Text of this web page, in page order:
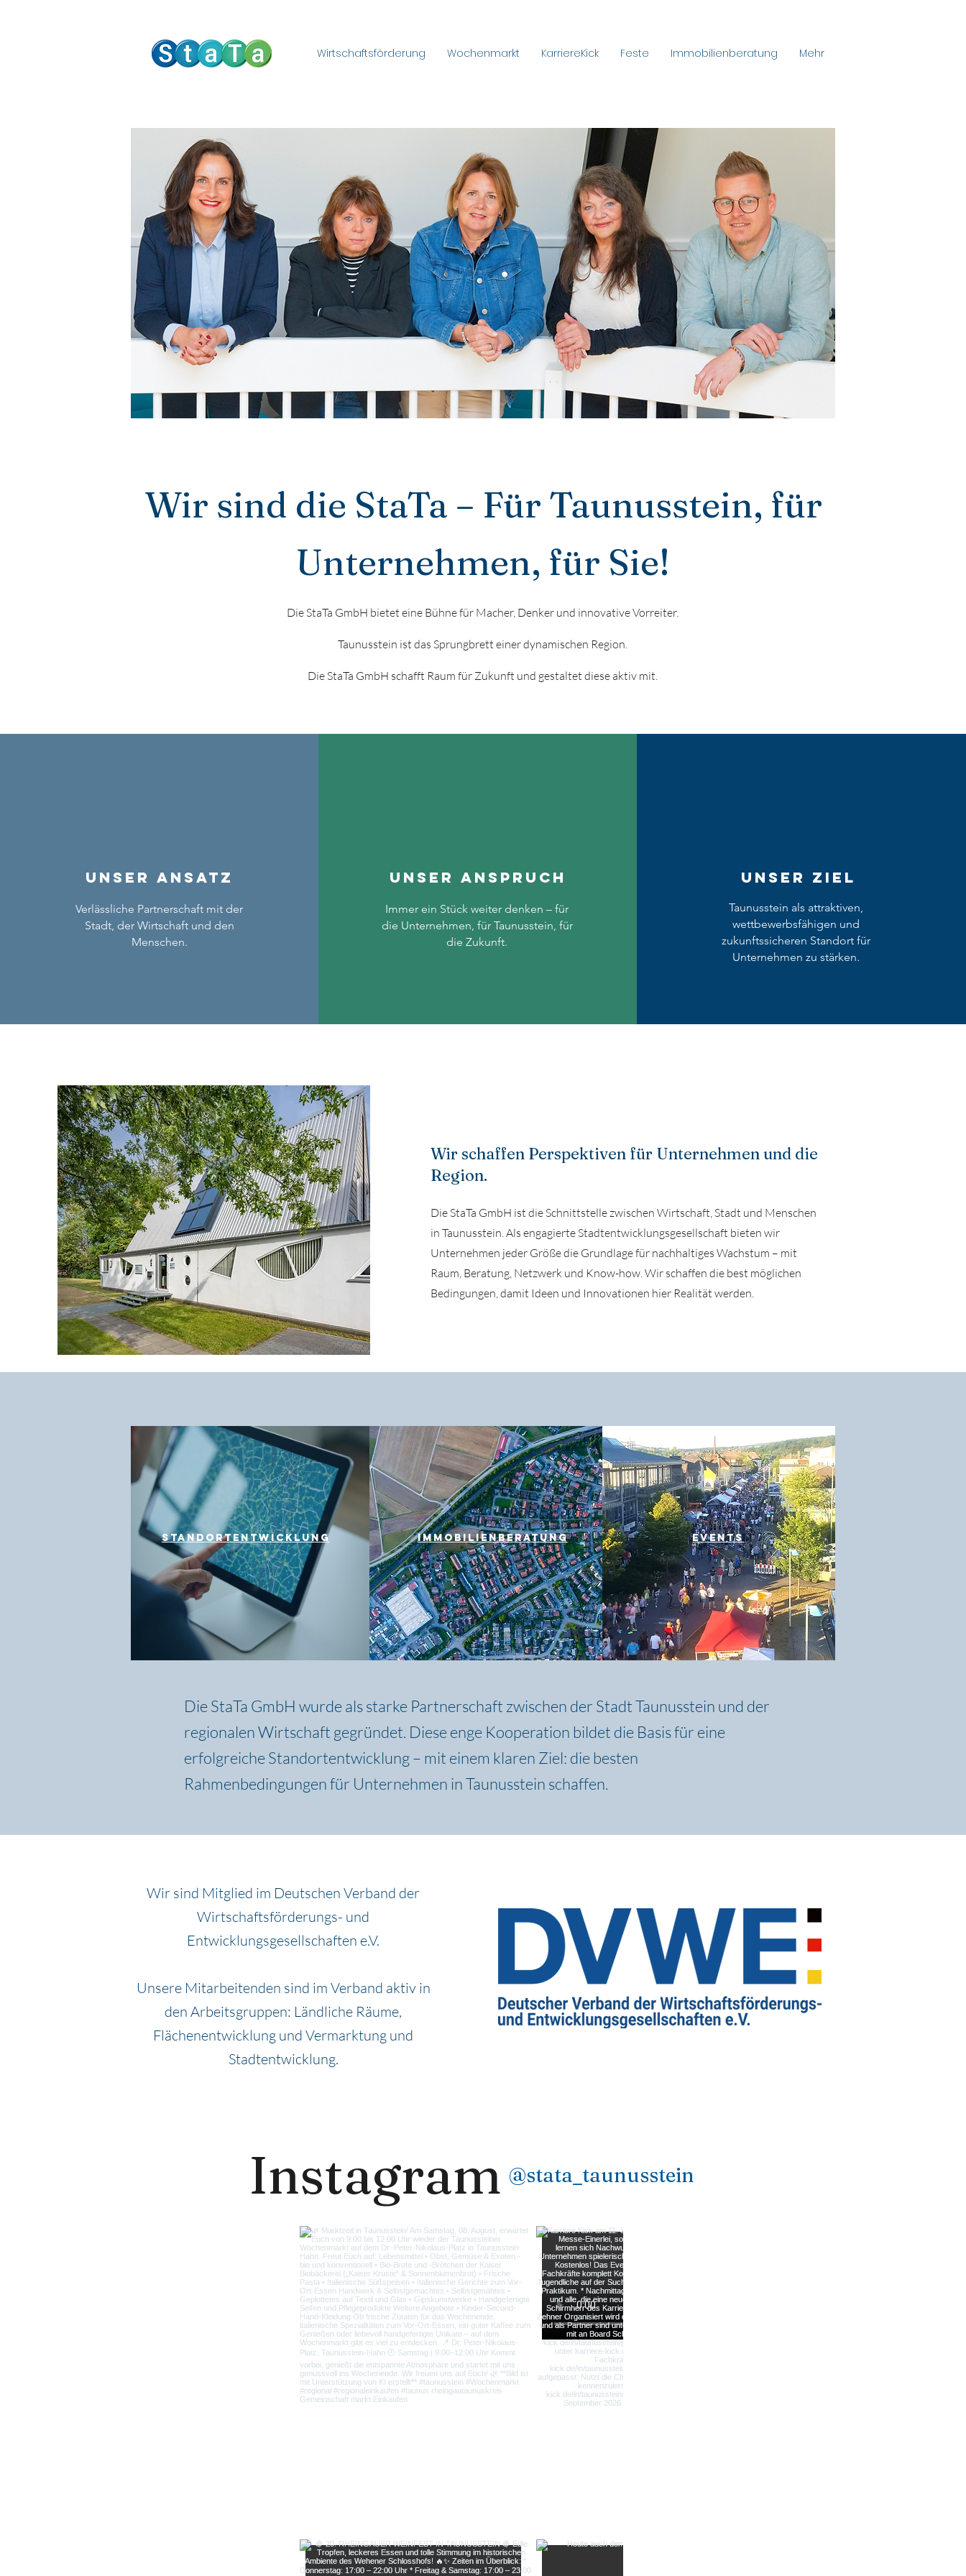
Wirtschaftsförderung Wochenmarkt KarriereKick Feste Immobilienberatung Mehr
Wir sind die StaTa – Für Taunusstein, für
Unternehmen, für Sie!
Die StaTa GmbH bietet eine Bühne für Macher, Denker und innovative Vorreiter.
Taunusstein ist das Sprungbrett einer dynamischen Region.
Die StaTa GmbH schafft Raum für Zukunft und gestaltet diese aktiv mit.
Unser Ansatz
Verlässliche Partnerschaft mit der
Stadt, der Wirtschaft und den
Menschen.
Unser Anspruch
Immer ein Stück weiter denken – für
die Unternehmen, für Taunusstein, für
die Zukunft.
Unser Ziel
Taunusstein als attraktiven,
wettbewerbsfähigen und
zukunftssicheren Standort für
Unternehmen zu stärken.
Wir schaffen Perspektiven für Unternehmen und die
Region.
Die StaTa GmbH ist die Schnittstelle zwischen Wirtschaft, Stadt und Menschen
in Taunusstein. Als engagierte Stadtentwicklungsgesellschaft bieten wir
Unternehmen jeder Größe die Grundlage für nachhaltiges Wachstum – mit
Raum, Beratung, Netzwerk und Know-how. Wir schaffen die best möglichen
Bedingungen, damit Ideen und Innovationen hier Realität werden.
Standortentwicklung Immobilienberatung Events
Die StaTa GmbH wurde als starke Partnerschaft zwischen der Stadt Taunusstein und der
regionalen Wirtschaft gegründet. Diese enge Kooperation bildet die Basis für eine
erfolgreiche Standortentwicklung – mit einem klaren Ziel: die besten
Rahmenbedingungen für Unternehmen in Taunusstein schaffen.
Wir sind Mitglied im Deutschen Verband der
Wirtschaftsförderungs- und
Entwicklungsgesellschaften e.V.
Unsere Mitarbeitenden sind im Verband aktiv in
den Arbeitsgruppen: Ländliche Räume,
Flächenentwicklung und Vermarktung und
Stadtentwicklung.
Instagram @stata_taunusstein